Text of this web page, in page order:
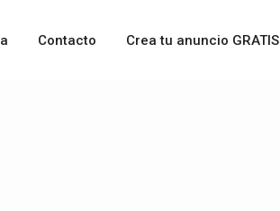
Contacto Crea tu anuncio GRATIS